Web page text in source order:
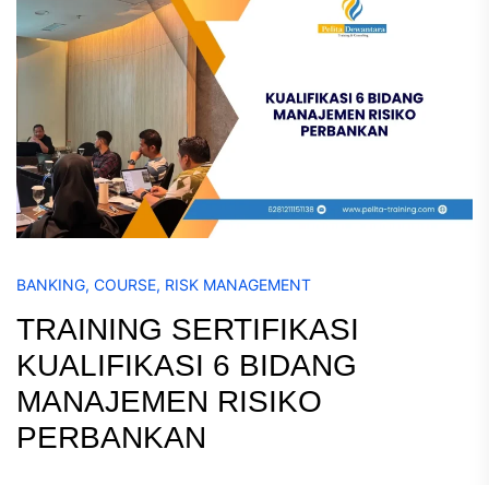
BANKING, COURSE, RISK MANAGEMENT
TRAINING SERTIFIKASI
KUALIFIKASI 6 BIDANG
MANAJEMEN RISIKO
PERBANKAN